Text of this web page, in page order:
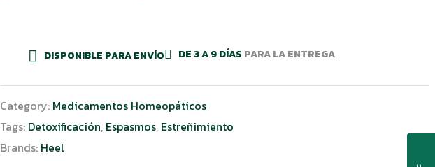
DISPONIBLE PARA ENVÍO DE 3 A 9 DÍAS PARA LA ENTREGA
Category: Medicamentos Homeopáticos
Tags: Detoxificación, Espasmos, Estreñimiento
Brands: Heel